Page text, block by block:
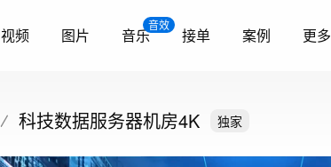
视频 图片
音效
音乐 接单 案例 更多
科技数据服务器机房4K 独家